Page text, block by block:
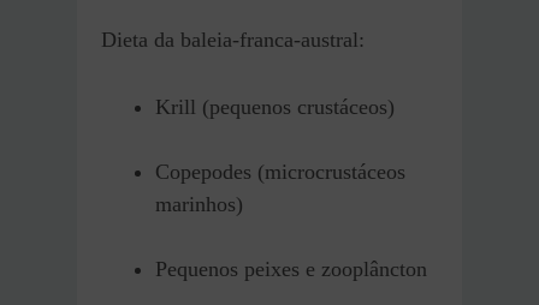
Dieta da baleia-franca-austral:
Krill (pequenos crustáceos)
Copepodes (microcrustáceos
marinhos)
Pequenos peixes e zooplâncton